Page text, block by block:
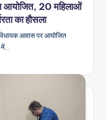
आयोजित, 20 महिलाओं
का हौसला
विधायक आवास पर आयोजित
में…